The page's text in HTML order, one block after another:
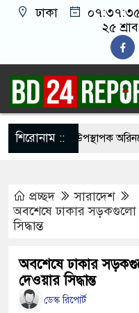
ঢাকা
২৫
শিরোনাম ::
সম্মেলনের উপস্থাপক অরিনকে
হামলায় ধ্বংস হওয়া ভবন
শিশু
ঘোষণা করল ১১ দল
ছড়িয়ে পড়ায় তীব্র যন্ত্রণায়
প্রচ্ছদ
সারাদেশ
অবশেষে ঢাকার সড়কগুলো
সিদ্ধান্ত
অবশেষে ঢাকার
দেওয়ার সিদ্ধান্ত
ডেস্ক রিপোর্ট